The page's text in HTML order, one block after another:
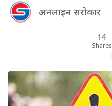
अनलाइन सराेकार
14
Shares